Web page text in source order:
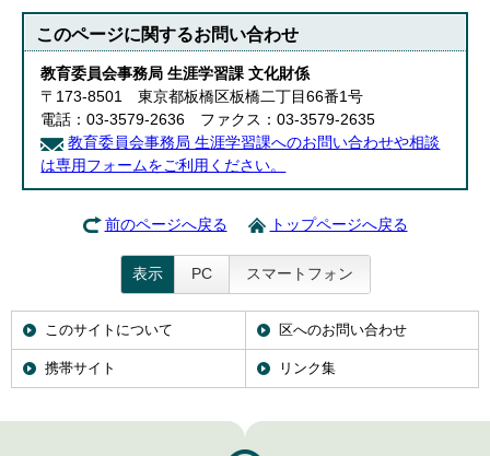
このページに関するお問い合わせ
教育委員会事務局 生涯学習課 文化財係
〒173-8501 東京都板橋区板橋二丁目66番1号
電話：03-3579-2636 ファクス：03-3579-2635
教育委員会事務局 生涯学習課へのお問い合わせや相談
は専用フォームをご利用ください。
前のページへ戻る トップページへ戻る
表示 PC スマートフォン
このサイトについて 区へのお問い合わせ
携帯サイト リンク集